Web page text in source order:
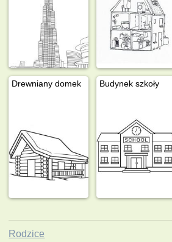
Drewniany domek Budynek szkoły
Rodzice